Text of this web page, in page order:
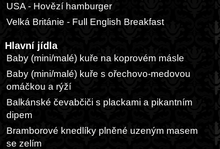
USA - Hovězí hamburger
Velká Británie - Full English Breakfast
Hlavní jídla
Baby (mini/malé) kuře na koprovém másle
Baby (mini/malé) kuře s ořechovo-medovou
omáčkou a rýží
Balkánské čevabčiči s plackami a pikantním
dipem
Bramborové knedlíky plněné uzeným masem
se zelím